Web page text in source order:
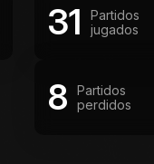
31
Partidos
jugados
8
Partidos
perdidos